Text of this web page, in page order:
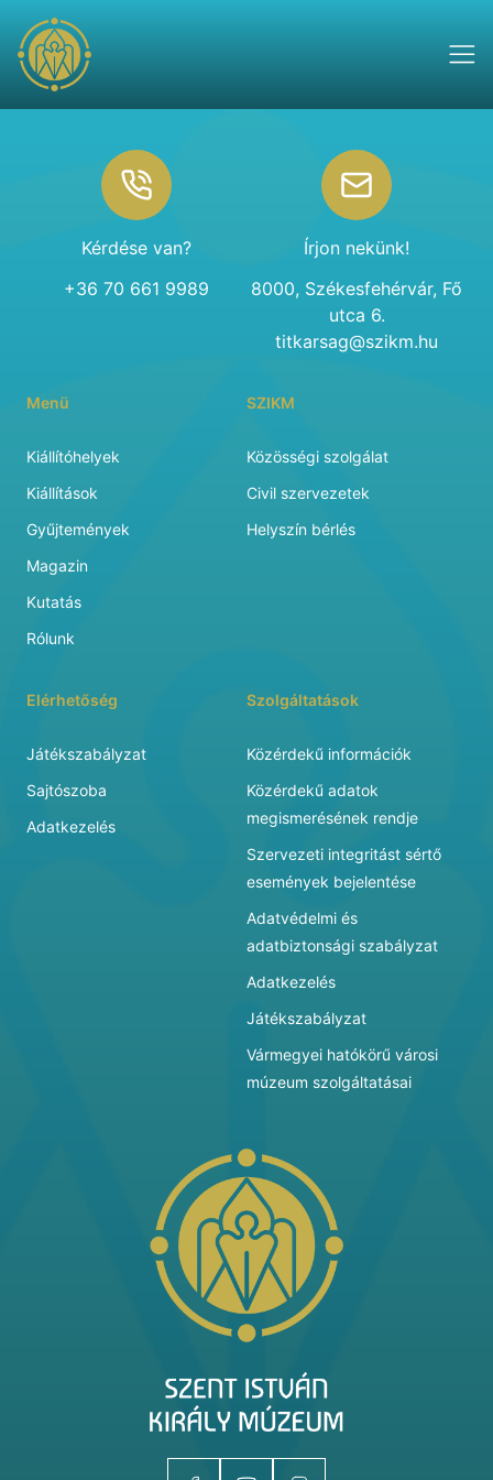
Kérdése van?
+36 70 661 9989
Írjon nekünk!
8000, Székesfehérvár, Fő
utca 6.
titkarsag@szikm.hu
Menü
Kiállítóhelyek
Kiállítások
Gyűjtemények
Magazin
Kutatás
Rólunk
SZIKM
Közösségi szolgálat
Civil szervezetek
Helyszín bérlés
Elérhetőség
Játékszabályzat
Sajtószoba
Adatkezelés
Szolgáltatások
Közérdekű információk
Közérdekű adatok
megismerésének rendje
Szervezeti integritást sértő
események bejelentése
Adatvédelmi és
adatbiztonsági szabályzat
Adatkezelés
Játékszabályzat
Vármegyei hatókörű városi
múzeum szolgáltatásai